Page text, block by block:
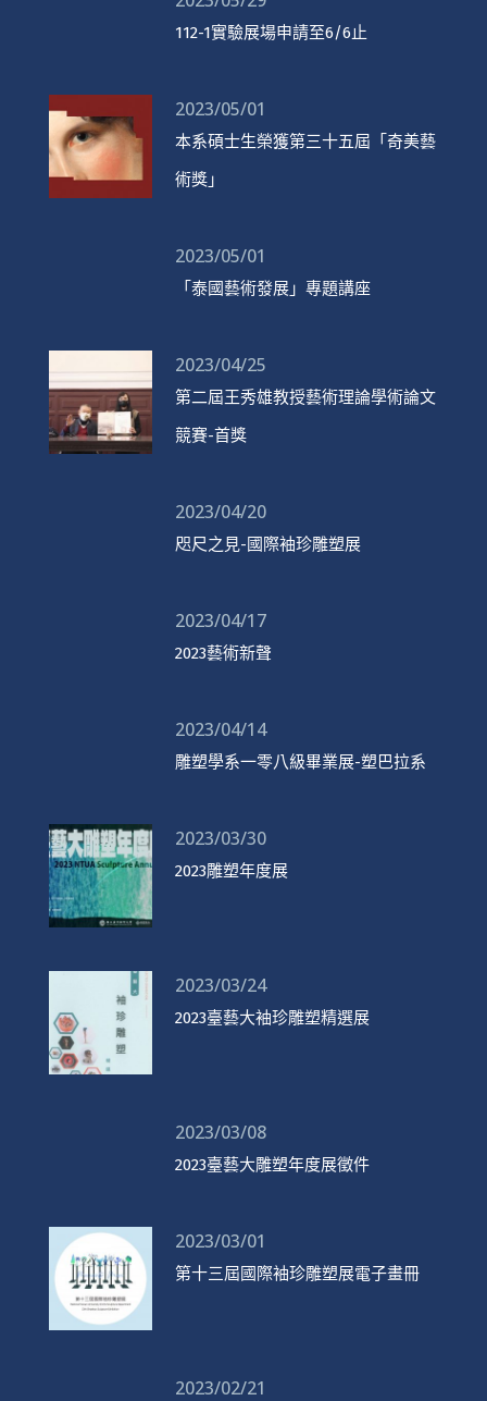
112-1實驗展場申請至6/6止
2023/05/01
本系碩士生榮獲第三十五屆「奇美藝
術獎」
2023/05/01
「泰國藝術發展」專題講座
2023/04/25
第二屆王秀雄教授藝術理論學術論文
競賽-首獎
2023/04/20
咫尺之見-國際袖珍雕塑展
2023/04/17
2023藝術新聲
2023/04/14
雕塑學系一零八級畢業展-塑巴拉系
2023/03/30
2023雕塑年度展
2023/03/24
2023臺藝大袖珍雕塑精選展
2023/03/08
2023臺藝大雕塑年度展徵件
2023/03/01
第十三屆國際袖珍雕塑展電子畫冊
2023/02/21